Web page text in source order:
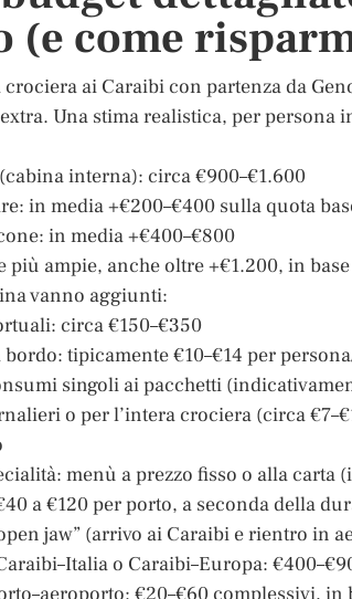
(e come
ai Caraibi con partenza da
Una stima realistica, per
interna): circa €900–€1.600
in media +€200–€400 sulla quota
in media +€400–€800
più ampie, anche oltre +€1.200, in
vanno aggiunti:
circa €150–€350
tipicamente €10–€14 per
singoli ai pacchetti
o per l’intera crociera (circa
menù a prezzo fisso o alla carta
a €120 per porto, a seconda della
jaw” (arrivo ai Caraibi e rientro in
o Caraibi–Europa:
€20–€60 complessivi, in